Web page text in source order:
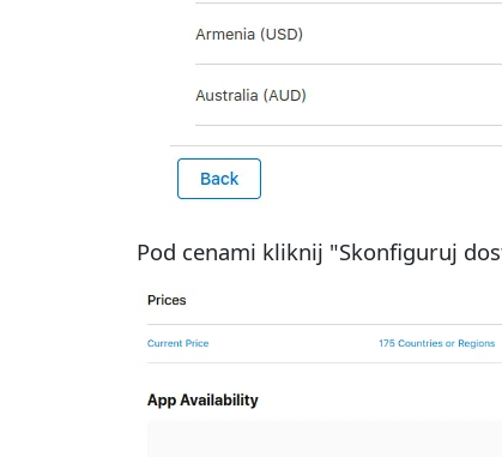
Pod cenami kliknij "Skonfiguruj